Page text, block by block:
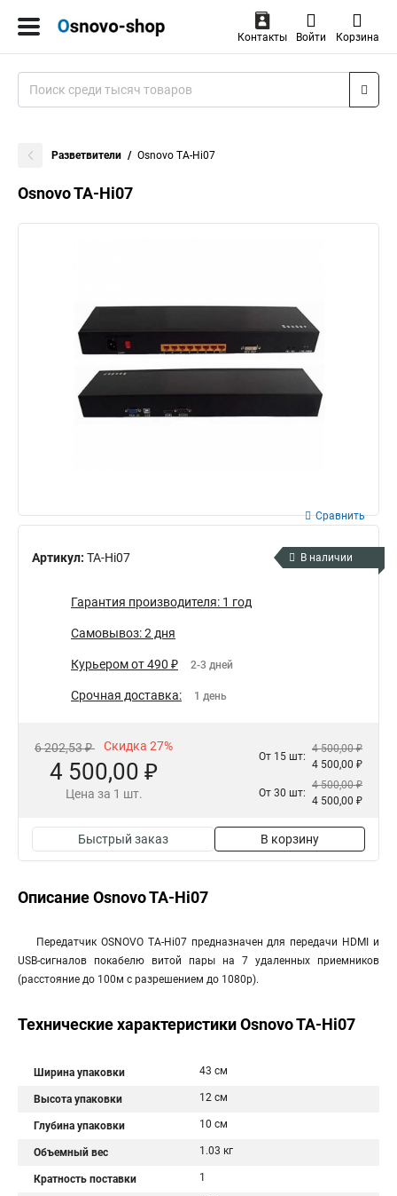
Контакты Войти Корзина
Разветвители Osnovo TA-Hi07
Osnovo TA-Hi07
Артикул: TA-Hi07
Сравнить
В наличии
Гарантия производителя: 1 год
Самовывоз: 2 дня
Курьером от 490 ₽ 2-3 дней
Срочная доставка: 1 день
6 202,53 ₽ Скидка 27%
4 500,00 ₽
Цена за 1 шт.
От 15 шт:
4 500,00 ₽
4 500,00 ₽
От 30 шт:
4 500,00 ₽
4 500,00 ₽
Быстрый заказ В корзину
Описание Osnovo TA-Hi07
Передатчик OSNOVO TA-Hi07 предназначен для передачи HDMI и
USB-сигналов покабелю витой пары на 7 удаленных приемников
(расстояние до 100м с разрешением до 1080p).
Технические характеристики Osnovo TA-Hi07
Ширина упаковки 43 см
Высота упаковки 12 см
Глубина упаковки 10 см
Объемный вес 1.03 кг
Кратность поставки 1